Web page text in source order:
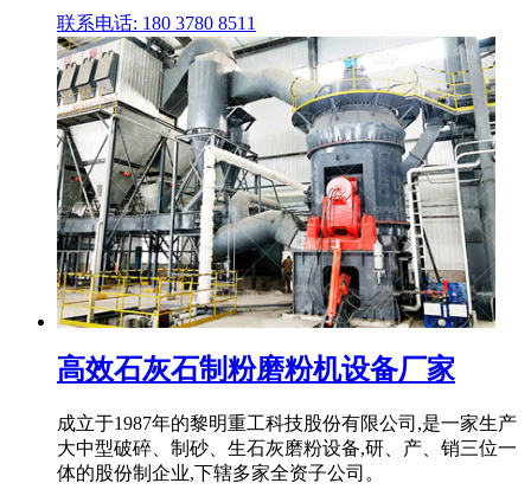
联系电话: 180 3780 8511
高效石灰石制粉磨粉机设备厂家
成立于1987年的黎明重工科技股份有限公司,是一家生产
大中型破碎、制砂、生石灰磨粉设备,研、产、销三位一
体的股份制企业,下辖多家全资子公司。